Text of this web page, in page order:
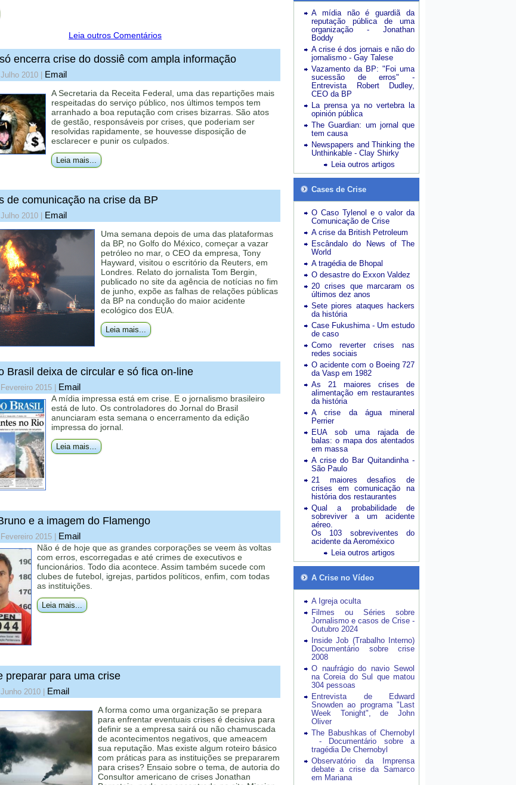
Leia outros Comentários
encerra crise do dossiê com ampla informação
2010 Email
A Secretaria da Receita Federal, uma das repartições mais
respeitadas do serviço público, nos últimos tempos tem
arranhado a boa reputação com crises bizarras. São atos
de gestão, responsáveis por crises, que poderiam ser
resolvidas rapidamente, se houvesse disposição de
esclarecer e punir os culpados.
Leia mais...
de comunicação na crise da BP
2010 Email
Uma semana depois de uma das plataformas
da BP, no Golfo do México, começar a vazar
petróleo no mar, o CEO da empresa, Tony
Hayward, visitou o escritório da Reuters, em
Londres. Relato do jornalista Tom Bergin,
publicado no site da agência de notícias no fim
de junho, expõe as falhas de relações públicas
da BP na condução do maior acidente
ecológico dos EUA.
Leia mais...
Brasil deixa de circular e só fica on-line
2015 Email
A mídia impressa está em crise. E o jornalismo brasileiro
está de luto. Os controladores do Jornal do Brasil
anunciaram esta semana o encerramento da edição
impressa do jornal.
Leia mais...
e a imagem do Flamengo
2015 Email
Não é de hoje que as grandes corporações se veem às voltas
com erros, escorregadas e até crimes de executivos e
funcionários. Todo dia acontece. Assim também sucede com
clubes de futebol, igrejas, partidos políticos, enfim, com todas
as instituições.
Leia mais...
preparar para uma crise
2010 Email
A forma como uma organização se prepara
para enfrentar eventuais crises é decisiva para
definir se a empresa sairá ou não chamuscada
de acontecimentos negativos, que ameacem
sua reputação. Mas existe algum roteiro básico
com práticas para as instituições se prepararem
para crises? Ensaio sobre o tema, de autoria do
Consultor americano de crises Jonathan
A mídia não é guardiã da
reputação pública de uma
organização - Jonathan
Boddy
A crise é dos jornais e não do
jornalismo - Gay Talese
Vazamento da BP: "Foi uma
sucessão de erros" -
Entrevista Robert Dudley,
CEO da BP
La prensa ya no vertebra la
opinión pública
The Guardian: um jornal que
tem causa
Newspapers and Thinking the
Unthinkable - Clay Shirky
Leia outros artigos
Cases de Crise
O Caso Tylenol e o valor da
Comunicação de Crise
A crise da British Petroleum
Escândalo do News of The
World
A tragédia de Bhopal
O desastre do Exxon Valdez
20 crises que marcaram os
últimos dez anos
Sete piores ataques hackers
da história
Case Fukushima - Um estudo
de caso
Como reverter crises nas
redes sociais
O acidente com o Boeing 727
da Vasp em 1982
As 21 maiores crises de
alimentação em restaurantes
da história
A crise da água mineral
Perrier
EUA sob uma rajada de
balas: o mapa dos atentados
em massa
A crise do Bar Quitandinha -
São Paulo
21 maiores desafios de
crises em comunicação na
história dos restaurantes
Qual a probabilidade de
sobreviver a um acidente
aéreo.
Os 103 sobreviventes do
acidente da Aeroméxico
Leia outros artigos
A Crise no Vídeo
A Igreja oculta
Filmes ou Séries sobre
Jornalismo e casos de Crise -
Outubro 2024
Inside Job (Trabalho Interno)
Documentário sobre crise
2008
O naufrágio do navio Sewol
na Coreia do Sul que matou
304 pessoas
Entrevista de Edward
Snowden ao programa "Last
Week Tonight", de John
Oliver
The Babushkas of Chernobyl
- Documentário sobre a
tragédia De Chernobyl
Observatório da Imprensa
debate a crise da Samarco
em Mariana